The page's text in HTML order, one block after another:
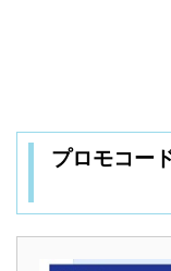
プロモコー